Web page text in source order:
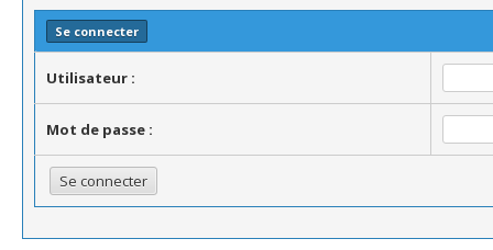
Se connecter
Utilisateur :
Mot de passe :